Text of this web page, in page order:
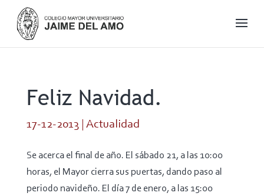
Feliz Navidad.
17-12-2013| Actualidad
Se acerca el final de año. El sábado 21, a las 10:00
horas, el Mayor cierra sus puertas, dando paso al
periodo navideño. El día 7 de enero, a las 15:00